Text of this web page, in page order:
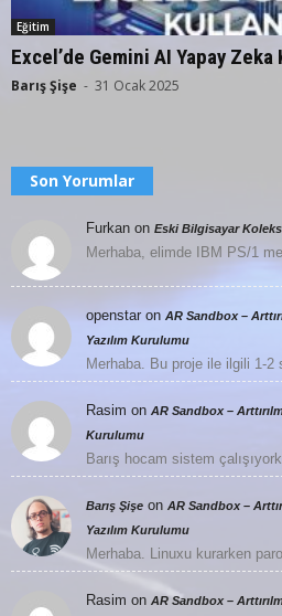
Eğitim
Excel’de Gemini AI Yapay Zeka
Barış Şişe - 31 Ocak 2025
Son Yorumlar
Furkan on Eski Bilgisayar
Merhaba, elimde IBM PS/1
openstar on AR Sandbox –
Yazılım Kurulumu
Merhaba. Bu proje ile ilgili 1-2
Rasim on AR Sandbox –
Kurulumu
Barış hocam sistem
Barış Şişe on AR Sandbox –
Yazılım Kurulumu
Merhaba. Linuxu kurarken
Rasim on AR Sandbox –